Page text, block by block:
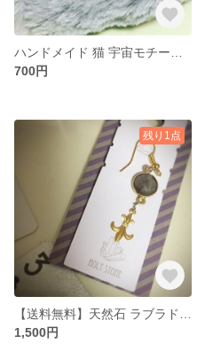
700円
残り1点
1,500円